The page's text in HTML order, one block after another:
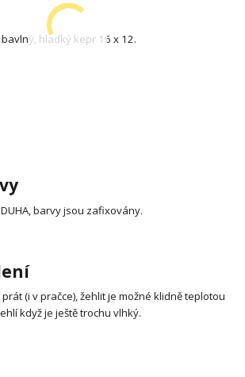
hladký kepr 16 x 12.
barvy jsou zafixovány.
(i v pračce), žehlit je možné klidně teplotou
když je ještě trochu vlhký.